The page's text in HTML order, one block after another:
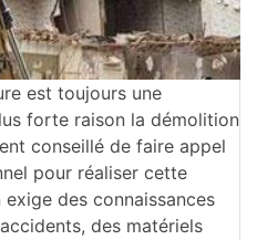
est toujours une
forte raison la démolition
conseillé de faire appel
pour réaliser cette
des connaissances
des matériels